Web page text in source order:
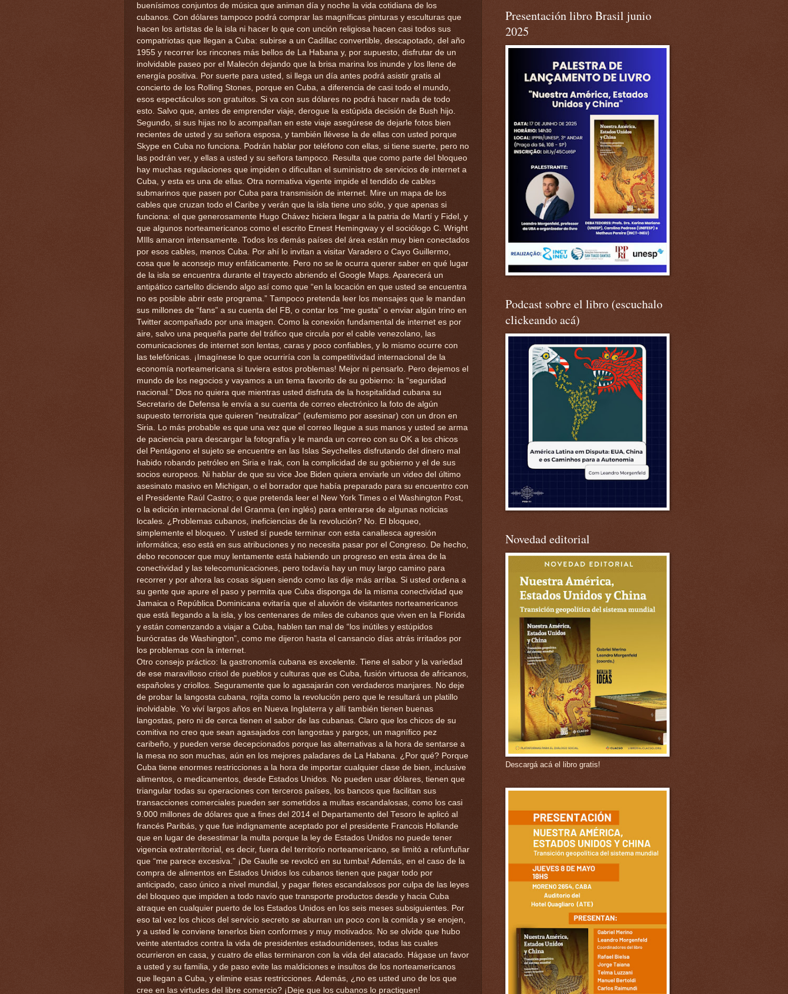
buenísimos conjuntos de música que animan día y noche la vida cotidiana de los
cubanos. Con dólares tampoco podrá comprar las magníficas pinturas y esculturas que
hacen los artistas de la isla ni hacer lo que con unción religiosa hacen casi todos sus
compatriotas que llegan a Cuba: subirse a un Cadillac convertible, descapotado, del año
1955 y recorrer los rincones más bellos de La Habana y, por supuesto, disfrutar de un
inolvidable paseo por el Malecón dejando que la brisa marina los inunde y los llene de
energía positiva. Por suerte para usted, si llega un día antes podrá asistir gratis al
concierto de los Rolling Stones, porque en Cuba, a diferencia de casi todo el mundo,
esos espectáculos son gratuitos. Si va con sus dólares no podrá hacer nada de todo
esto. Salvo que, antes de emprender viaje, derogue la estúpida decisión de Bush hijo.
Segundo, si sus hijas no lo acompañan en este viaje asegúrese de dejarle fotos bien
recientes de usted y su señora esposa, y también llévese la de ellas con usted porque
Skype en Cuba no funciona. Podrán hablar por teléfono con ellas, si tiene suerte, pero no
las podrán ver, y ellas a usted y su señora tampoco. Resulta que como parte del bloqueo
hay muchas regulaciones que impiden o dificultan el suministro de servicios de internet a
Cuba, y esta es una de ellas. Otra normativa vigente impide el tendido de cables
submarinos que pasen por Cuba para transmisión de internet. Mire un mapa de los
cables que cruzan todo el Caribe y verán que la isla tiene uno sólo, y que apenas si
funciona: el que generosamente Hugo Chávez hiciera llegar a la patria de Martí y Fidel, y
que algunos norteamericanos como el escrito Ernest Hemingway y el sociólogo C. Wright
MIlls amaron intensamente. Todos los demás países del área están muy bien conectados
por esos cables, menos Cuba. Por ahí lo invitan a visitar Varadero o Cayo Guillermo,
cosa que le aconsejo muy enfáticamente. Pero no se le ocurra querer saber en qué lugar
de la isla se encuentra durante el trayecto abriendo el Google Maps. Aparecerá un
antipático cartelito diciendo algo así como que “en la locación en que usted se encuentra
no es posible abrir este programa.” Tampoco pretenda leer los mensajes que le mandan
sus millones de “fans” a su cuenta del FB, o contar los “me gusta” o enviar algún trino en
Twitter acompañado por una imagen. Como la conexión fundamental de internet es por
aire, salvo una pequeña parte del tráfico que circula por el cable venezolano, las
comunicaciones de internet son lentas, caras y poco confiables, y lo mismo ocurre con
las telefónicas. ¡Imagínese lo que ocurriría con la competitividad internacional de la
economía norteamericana si tuviera estos problemas! Mejor ni pensarlo. Pero dejemos el
mundo de los negocios y vayamos a un tema favorito de su gobierno: la “seguridad
nacional.” Dios no quiera que mientras usted disfruta de la hospitalidad cubana su
Secretario de Defensa le envía a su cuenta de correo electrónico la foto de algún
supuesto terrorista que quieren “neutralizar” (eufemismo por asesinar) con un dron en
Siria. Lo más probable es que una vez que el correo llegue a sus manos y usted se arma
de paciencia para descargar la fotografía y le manda un correo con su OK a los chicos
del Pentágono el sujeto se encuentre en las Islas Seychelles disfrutando del dinero mal
habido robando petróleo en Siria e Irak, con la complicidad de su gobierno y el de sus
socios europeos. Ni hablar de que su vice Joe Biden quiera enviarle un video del último
asesinato masivo en Michigan, o el borrador que había preparado para su encuentro con
el Presidente Raúl Castro; o que pretenda leer el New York Times o el Washington Post,
o la edición internacional del Granma (en inglés) para enterarse de algunas noticias
locales. ¿Problemas cubanos, ineficiencias de la revolución? No. El bloqueo,
simplemente el bloqueo. Y usted sí puede terminar con esta canallesca agresión
informática; eso está en sus atribuciones y no necesita pasar por el Congreso. De hecho,
debo reconocer que muy lentamente está habiendo un progreso en esta área de la
conectividad y las telecomunicaciones, pero todavía hay un muy largo camino para
recorrer y por ahora las cosas siguen siendo como las dije más arriba. Si usted ordena a
su gente que apure el paso y permita que Cuba disponga de la misma conectividad que
Jamaica o República Dominicana evitaría que el aluvión de visitantes norteamericanos
que está llegando a la isla, y los centenares de miles de cubanos que viven en la Florida
y están comenzando a viajar a Cuba, hablen tan mal de “los inútiles y estúpidos
burócratas de Washington”, como me dijeron hasta el cansancio días atrás irritados por
los problemas con la internet.
Otro consejo práctico: la gastronomía cubana es excelente. Tiene el sabor y la variedad
de ese maravilloso crisol de pueblos y culturas que es Cuba, fusión virtuosa de africanos,
españoles y criollos. Seguramente que lo agasajarán con verdaderos manjares. No deje
de probar la langosta cubana, rojita como la revolución pero que le resultará un platillo
inolvidable. Yo viví largos años en Nueva Inglaterra y allí también tienen buenas
langostas, pero ni de cerca tienen el sabor de las cubanas. Claro que los chicos de su
comitiva no creo que sean agasajados con langostas y pargos, un magnífico pez
caribeño, y pueden verse decepcionados porque las alternativas a la hora de sentarse a
la mesa no son muchas, aún en los mejores paladares de La Habana. ¿Por qué? Porque
Cuba tiene enormes restricciones a la hora de importar cualquier clase de bien, inclusive
alimentos, o medicamentos, desde Estados Unidos. No pueden usar dólares, tienen que
triangular todas su operaciones con terceros países, los bancos que facilitan sus
transacciones comerciales pueden ser sometidos a multas escandalosas, como los casi
9.000 millones de dólares que a fines del 2014 el Departamento del Tesoro le aplicó al
francés Paribás, y que fue indignamente aceptado por el presidente Francois Hollande
que en lugar de desestimar la multa porque la ley de Estados Unidos no puede tener
vigencia extraterritorial, es decir, fuera del territorio norteamericano, se limitó a refunfuñar
que “me parece excesiva.” ¡De Gaulle se revolcó en su tumba! Además, en el caso de la
compra de alimentos en Estados Unidos los cubanos tienen que pagar todo por
anticipado, caso único a nivel mundial, y pagar fletes escandalosos por culpa de las leyes
del bloqueo que impiden a todo navío que transporte productos desde y hacia Cuba
atraque en cualquier puerto de los Estados Unidos en los seis meses subsiguientes. Por
eso tal vez los chicos del servicio secreto se aburran un poco con la comida y se enojen,
y a usted le conviene tenerlos bien conformes y muy motivados. No se olvide que hubo
veinte atentados contra la vida de presidentes estadounidenses, todas las cuales
ocurrieron en casa, y cuatro de ellas terminaron con la vida del atacado. Hágase un favor
a usted y su familia, y de paso evite las maldiciones e insultos de los norteamericanos
que llegan a Cuba, y elimine esas restricciones. Además, ¿no es usted uno de los que
cree en las virtudes del libre comercio? ¡Deje que los cubanos lo practiquen!
Presentación libro Brasil junio
2025
Podcast sobre el libro (escuchalo
clickeando acá)
Novedad editorial
Descargá acá el libro gratis!